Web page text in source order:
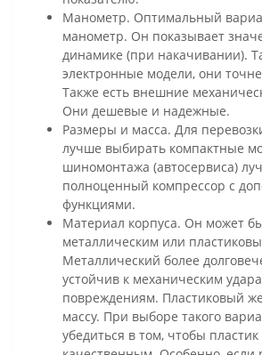
Манометр. Оптимальный
манометр. Он показывает
динамике (при накачивании).
электронные модели, они
Также есть внешние
Они дешевые и надежные.
Размеры и масса. Для
лучше выбирать компактные
шиномонтажа (автосервиса)
полноценный компрессор с
функциями.
Материал корпуса. Он может
металлическим или
Металлический более
устойчив к механическим
повреждениям. Пластиковый
массу. При выборе такого
убедиться в том, чтобы